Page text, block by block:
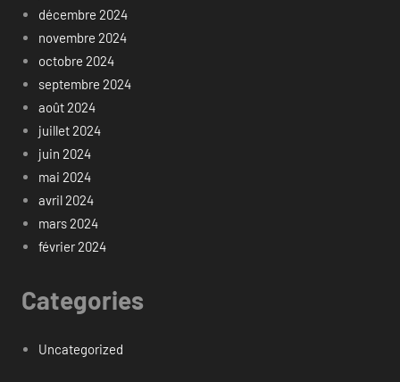
décembre 2024
novembre 2024
octobre 2024
septembre 2024
août 2024
juillet 2024
juin 2024
mai 2024
avril 2024
mars 2024
février 2024
Categories
Uncategorized